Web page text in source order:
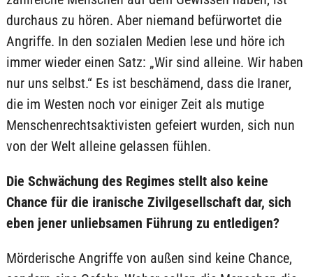
durchaus zu hören. Aber niemand befürwortet die
Angriffe. In den sozialen Medien lese und höre ich
immer wieder einen Satz: „Wir sind alleine. Wir haben
nur uns selbst.“ Es ist beschämend, dass die Iraner,
die im Westen noch vor einiger Zeit als mutige
Menschenrechtsaktivisten gefeiert wurden, sich nun
von der Welt alleine gelassen fühlen.
Die Schwächung des Regimes stellt also keine
Chance für die iranische Zivilgesellschaft dar, sich
eben jener unliebsamen Führung zu entledigen?
Mörderische Angriffe von außen sind keine Chance,